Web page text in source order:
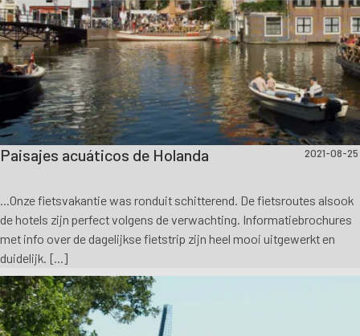
Paisajes acuáticos de Holanda 2021-08-25
...Onze fietsvakantie was ronduit schitterend. De fietsroutes alsook
de hotels zijn perfect volgens de verwachting. Informatiebrochures
met info over de dagelijkse fietstrip zijn heel mooi uitgewerkt en
duidelijk. [...]